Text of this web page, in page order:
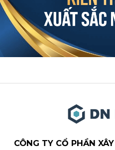
CÔNG TY CỔ PHẦN